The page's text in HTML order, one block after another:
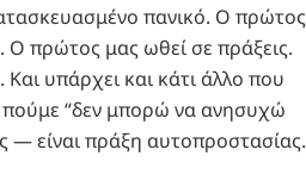
πανικό. Ο πρώτος
Ο πρώτος μας ωθεί σε πράξεις.
υπάρχει και κάτι άλλο που
πούμε “δεν μπορώ να ανησυχώ
— είναι πράξη αυτοπροστασίας.